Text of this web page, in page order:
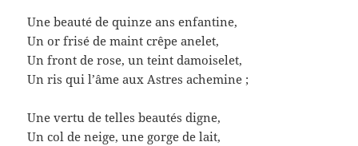
Une beauté de quinze ans enfantine,
Un or frisé de maint crêpe anelet,
Un front de rose, un teint damoiselet,
Un ris qui l’âme aux Astres achemine ;
Une vertu de telles beautés digne,
Un col de neige, une gorge de lait,